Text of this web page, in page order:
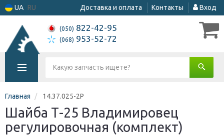
UA RU Доставка и оплата Контакты Вход
(050) 822-42-95
(068) 953-52-72
Главная 14.37.025-2Р
Шайба Т-25 Владимировец
регулировочная (комплект)